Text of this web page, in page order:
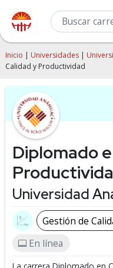
Inicio | Universidades |
Calidad y Productividad
Diplomado
Universidad
Gestión de
En línea